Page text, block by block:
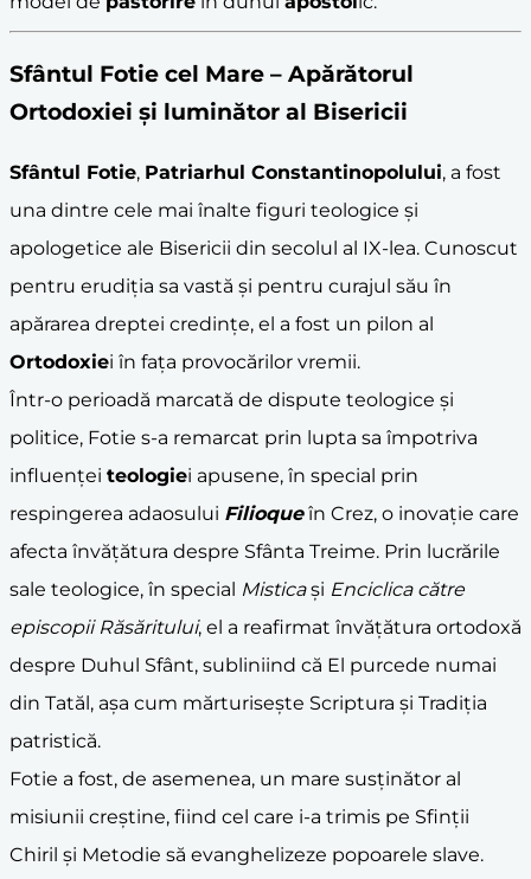
Sfântul Fotie cel Mare – Apărătorul
Ortodoxiei și luminător al Bisericii
Sfântul Fotie, Patriarhul Constantinopolului, a fost
una dintre cele mai înalte figuri teologice și
apologetice ale Bisericii din secolul al IX-lea. Cunoscut
pentru erudiția sa vastă și pentru curajul său în
apărarea dreptei credințe, el a fost un pilon al
Ortodoxiei în fața provocărilor vremii.
Într-o perioadă marcată de dispute teologice și
politice, Fotie s-a remarcat prin lupta sa împotriva
influenței teologiei apusene, în special prin
respingerea adaosului Filioqueîn Crez, o inovație care
afecta învățătura despre Sfânta Treime. Prin lucrările
sale teologice, în special Misticași Enciclica către
episcopii Răsăritului, el a reafirmat învățătura ortodoxă
despre Duhul Sfânt, subliniind că El purcede numai
din Tatăl, așa cum mărturisește Scriptura și Tradiția
patristică.
Fotie a fost, de asemenea, un mare susținător al
misiunii creștine, fiind cel care i-a trimis pe Sfinții
Chiril și Metodie să evanghelizeze popoarele slave.